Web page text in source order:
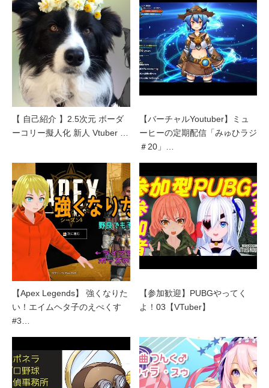
【 自己紹介 】2.5次元 ボーダ
ーコリー擬人化 新人 Vtuber …
【バーチャルYoutuber】ミュ
ーヒーの定期配信「みゅひラジ
＃20」…
【Apex Legends】 強くなりた
い！エイムヘタ子のえぺくす
#3…
【参加歓迎】PUBGやってく
よ！03【VTuber】